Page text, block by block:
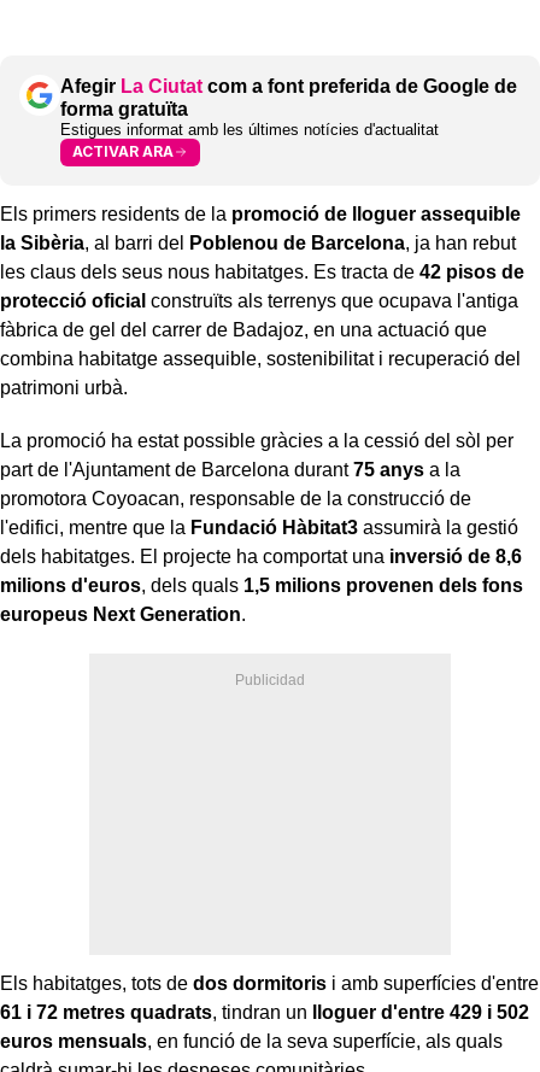
Afegir La Ciutat com a font preferida de Google de
forma gratuïta
Estigues informat amb les últimes notícies d'actualitat
ACTIVAR ARA
Els primers residents de la promoció de lloguer assequible
la Sibèria, al barri del Poblenou de Barcelona, ja han rebut
les claus dels seus nous habitatges. Es tracta de 42 pisos de
protecció oficial construïts als terrenys que ocupava l'antiga
fàbrica de gel del carrer de Badajoz, en una actuació que
combina habitatge assequible, sostenibilitat i recuperació del
patrimoni urbà.
La promoció ha estat possible gràcies a la cessió del sòl per
part de l'Ajuntament de Barcelona durant75 anys a la
promotora Coyoacan, responsable de la construcció de
l'edifici, mentre que la Fundació Hàbitat3 assumirà la gestió
dels habitatges. El projecte ha comportat una inversió de 8,6
milions d'euros, dels quals 1,5 milions provenen dels fons
europeus Next Generation.
Els habitatges, tots de dos dormitoris i amb superfícies d'entre
61 i 72 metres quadrats, tindran un
lloguer d'entre 429 i 502
euros mensuals, en funció de la seva superfície, als quals